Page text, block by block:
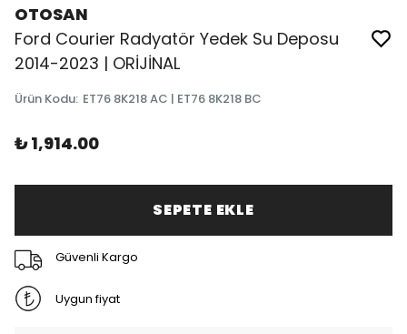
OTOSAN
Ford Courier Radyatör Yedek Su Deposu
2014-2023 | ORİJİNAL
Ürün Kodu: ET76 8K218 AC | ET76 8K218 BC
₺ 1,914.00
SEPETE EKLE
Güvenli Kargo
Uygun fiyat